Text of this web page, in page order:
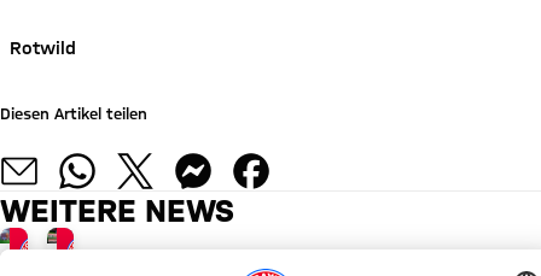
Rotwild
Diesen Artikel teilen
WEITERE NEWS
ROTWILD-SCHLAGZEILEN